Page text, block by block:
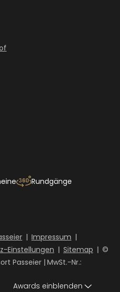
Rundgänge
| Impressum |
Einstellungen | Sitemap | ©
Passeier | MwSt.-Nr.:
Awards einblenden